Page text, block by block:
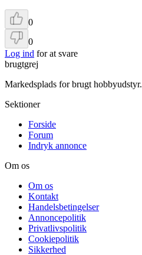
0
0
Log ind for at svare
brugtgrej
Markedsplads for brugt hobbyudstyr.
Sektioner
Forside
Forum
Indryk annonce
Om os
Om os
Kontakt
Handelsbetingelser
Annoncepolitik
Privatlivspolitik
Cookiepolitik
Sikkerhed